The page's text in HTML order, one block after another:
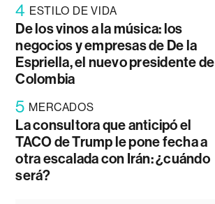
4 ESTILO DE VIDA
De los vinos a la música: los
negocios y empresas de De la
Espriella, el nuevo presidente de
Colombia
5 MERCADOS
La consultora que anticipó el
TACO de Trump le pone fecha a
otra escalada con Irán: ¿cuándo
será?